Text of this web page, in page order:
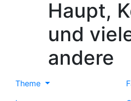
Haupt,
und
andere
Theme